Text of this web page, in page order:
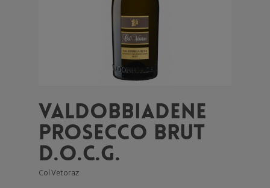
Valdobbiadene
Prosecco Brut
D.o.c.g.
Col Vetoraz